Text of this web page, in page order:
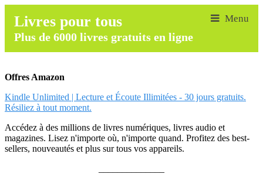
Livres pour tous
Plus de 6000 livres gratuits en ligne
Offres Amazon
Kindle Unlimited | Lecture et Écoute Illimitées - 30 jours gratuits.
Résiliez à tout moment.
Accédez à des millions de livres numériques, livres audio et
magazines. Lisez n'importe où, n'importe quand. Profitez des best-
sellers, nouveautés et plus sur tous vos appareils.